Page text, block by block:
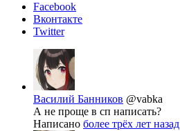
Facebook
Вконтакте
Twitter
Василий Банников @vabka
А не проще в сп написать?
Написано более трёх лет назад